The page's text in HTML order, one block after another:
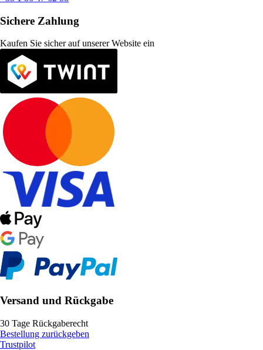
Sichere Zahlung
Kaufen Sie sicher auf unserer Website ein
Versand und Rückgabe
30 Tage Rückgaberecht
Bestellung zurückgeben
Trustpilot